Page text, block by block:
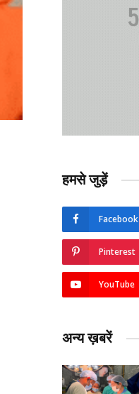
हमसे जुड़ें
Facebook
Pinterest
YouTube
अन्य ख़बरें